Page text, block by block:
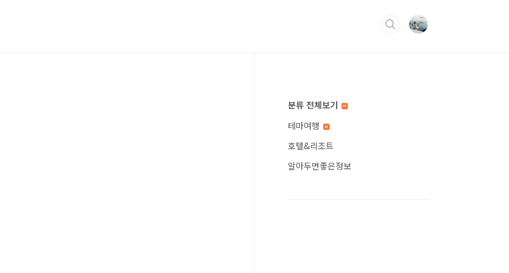
분류 전체보기
테마여행
호텔&리조트
알아두면좋은정보